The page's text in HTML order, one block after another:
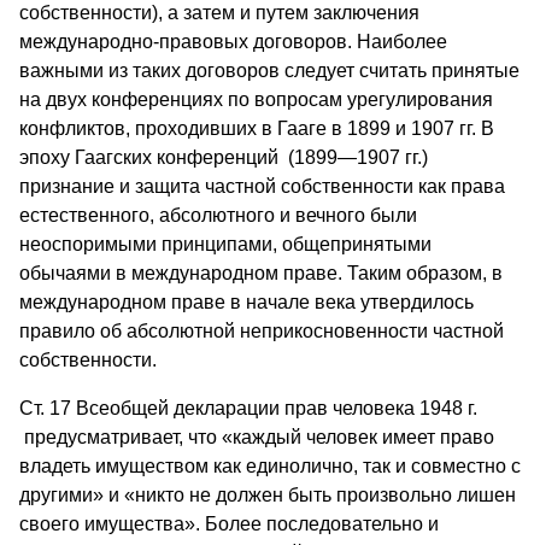
собственности), а затем и путем заключения
международно-правовых договоров. Наиболее
важными из таких договоров следует считать принятые
на двух конференциях по вопросам урегулирования
конфликтов, проходивших в Гааге в 1899 и 1907 гг. В
эпоху Гаагских конференций (1899—1907 гг.)
признание и защита частной собственности как права
естественного, абсолютного и вечного были
неоспоримыми принципами, общепринятыми
обычаями в международном праве. Таким образом, в
международном праве в начале века утвердилось
правило об абсолютной неприкосновенности частной
собственности.
Ст. 17 Всеобщей декларации прав человека 1948 г.
предусматривает, что «каждый человек имеет право
владеть имуществом как единолично, так и совместно с
другими» и «никто не должен быть произвольно лишен
своего имущества». Более последовательно и